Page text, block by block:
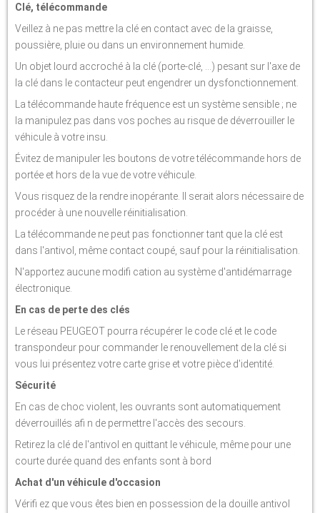
Clé, télécommande
Veillez à ne pas mettre la clé en contact avec de la graisse,
poussière, pluie ou dans un environnement humide.
Un objet lourd accroché à la clé (porte-clé, ...) pesant sur l'axe de
la clé dans le contacteur peut engendrer un dysfonctionnement.
La télécommande haute fréquence est un système sensible ; ne
la manipulez pas dans vos poches au risque de déverrouiller le
véhicule à votre insu.
Évitez de manipuler les boutons de votre télécommande hors de
portée et hors de la vue de votre véhicule.
Vous risquez de la rendre inopérante. Il serait alors nécessaire de
procéder à une nouvelle réinitialisation.
La télécommande ne peut pas fonctionner tant que la clé est
dans l'antivol, même contact coupé, sauf pour la réinitialisation.
N'apportez aucune modifi cation au système d'antidémarrage
électronique.
En cas de perte des clés
Le réseau PEUGEOT pourra récupérer le code clé et le code
transpondeur pour commander le renouvellement de la clé si
vous lui présentez votre carte grise et votre pièce d'identité.
Sécurité
En cas de choc violent, les ouvrants sont automatiquement
déverrouillés afi n de permettre l'accès des secours.
Retirez la clé de l'antivol en quittant le véhicule, même pour une
courte durée quand des enfants sont à bord
Achat d'un véhicule d'occasion
Vérifi ez que vous êtes bien en possession de la douille antivol